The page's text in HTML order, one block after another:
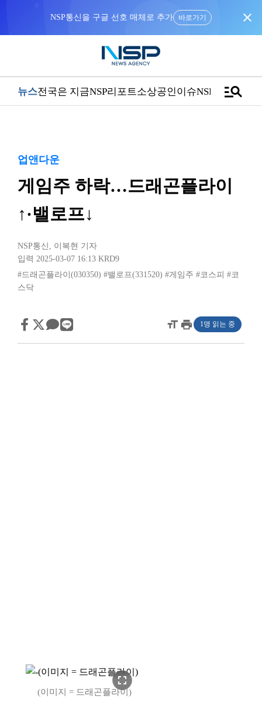
NSP통신을 구글 선호 매체로 추가 바로가기 close
뉴스전국은 지금NSP리포트소상공인이슈NSPTVmanage_search
업앤다운
게임주 하락…드래곤플라이
↑·밸로프↓
NSP통신 , 이복현 기자
입력 2025-03-07 16:13 KRD9
#드래곤플라이(030350) #밸로프(331520) #게임주 #코스피 #코
스닥
format_sizeprint 1명 읽는 중
fullscreen
(이미지 = 드래곤플라이)